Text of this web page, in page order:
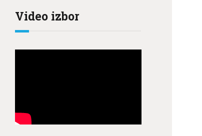
Video izbor